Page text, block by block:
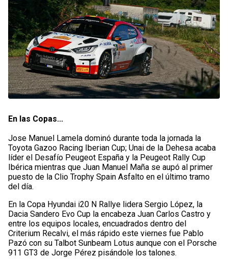
En las Copas...
Jose Manuel Lamela dominó durante toda la jornada la
Toyota Gazoo Racing Iberian Cup; Unai de la Dehesa acaba
líder el Desafío Peugeot España y la Peugeot Rally Cup
Ibérica mientras que Juan Manuel Maña se aupó al primer
puesto de la Clio Trophy Spain Asfalto en el último tramo
del día.
En la Copa Hyundai i20 N Rallye lidera Sergio López, la
Dacia Sandero Evo Cup la encabeza Juan Carlos Castro y
entre los equipos locales, encuadrados dentro del
Criterium Recalvi, el más rápido este viernes fue Pablo
Pazó con su Talbot Sunbeam Lotus aunque con el Porsche
911 GT3 de Jorge Pérez pisándole los talones.